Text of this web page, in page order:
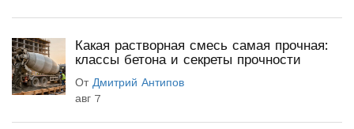
Какая растворная смесь самая прочная:
классы бетона и секреты прочности
От Дмитрий Антипов
авг 7